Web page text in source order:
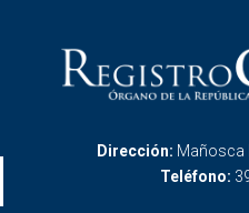
Dirección: Mañosca
Teléfono: